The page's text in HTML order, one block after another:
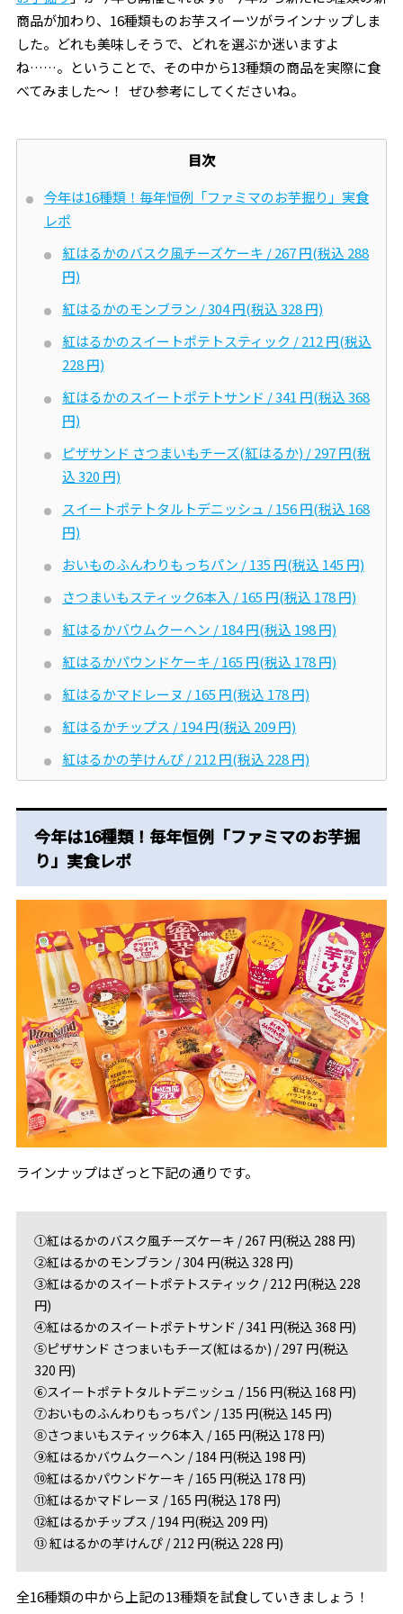
商品が加わり、16種類ものお芋スイーツがラインナップしま
した。どれも美味しそうで、どれを選ぶか迷いますよ
ね……。ということで、その中から13種類の商品を実際に食
べてみました～！ ぜひ参考にしてくださいね。
目次
今年は16種類！毎年恒例「ファミマのお芋掘り」実食
レポ
紅はるかのバスク風チーズケーキ / 267 円(税込 288
円)
紅はるかのモンブラン / 304 円(税込 328 円)
紅はるかのスイートポテトスティック / 212 円(税込
228 円)
紅はるかのスイートポテトサンド / 341 円(税込 368
円)
ピザサンド さつまいもチーズ(紅はるか) / 297 円(税
込 320 円)
スイートポテトタルトデニッシュ / 156 円(税込 168
円)
おいものふんわりもっちパン / 135 円(税込 145 円)
さつまいもスティック6本入 / 165 円(税込 178 円)
紅はるかバウムクーヘン / 184 円(税込 198 円)
紅はるかパウンドケーキ / 165 円(税込 178 円)
紅はるかマドレーヌ / 165 円(税込 178 円)
紅はるかチップス / 194 円(税込 209 円)
紅はるかの芋けんぴ / 212 円(税込 228 円)
今年は16種類！毎年恒例「ファミマのお芋掘
り」実食レポ
ラインナップはざっと下記の通りです。
①紅はるかのバスク風チーズケーキ / 267 円(税込 288 円)
②紅はるかのモンブラン / 304 円(税込 328 円)
③紅はるかのスイートポテトスティック / 212 円(税込 228
円)
④紅はるかのスイートポテトサンド / 341 円(税込 368 円)
⑤ピザサンド さつまいもチーズ(紅はるか) / 297 円(税込
320 円)
⑥スイートポテトタルトデニッシュ / 156 円(税込 168 円)
⑦おいものふんわりもっちパン / 135 円(税込 145 円)
⑧さつまいもスティック6本入 / 165 円(税込 178 円)
⑨紅はるかバウムクーヘン / 184 円(税込 198 円)
⑩紅はるかパウンドケーキ / 165 円(税込 178 円)
⑪紅はるかマドレーヌ / 165 円(税込 178 円)
⑫紅はるかチップス / 194 円(税込 209 円)
⑬ 紅はるかの芋けんぴ / 212 円(税込 228 円)
全16種類の中から上記の13種類を試食していきましょう！